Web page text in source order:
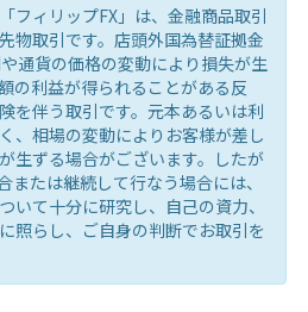
フィリップFX」は、金融商品取引
物取引です。店頭外国為替証拠金
通貨の価格の変動により損失が生
の利益が得られることがある反
を伴う取引です。元本あるいは利
、相場の変動によりお客様が差し
生ずる場合がございます。したが
または継続して行なう場合には、
いて十分に研究し、自己の資力、
照らし、ご自身の判断でお取引を